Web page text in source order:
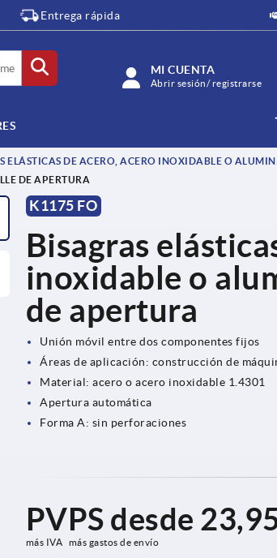
Entrega rápida
MI CUENTA
Abrir sesión/ registrarse
ELÁSTICAS DE ACERO, ACERO INOXIDABLE O
DE APERTURA
K1175 FO
Bisagras
inoxidable o
de apertura
Unión móvil entre dos componentes fijos
Áreas de aplicación: construcción de
Material: acero o acero inoxidable 1.4301
Apertura automática
Forma A: sin perforaciones
PVPS desde
más IVA más gastos de envío